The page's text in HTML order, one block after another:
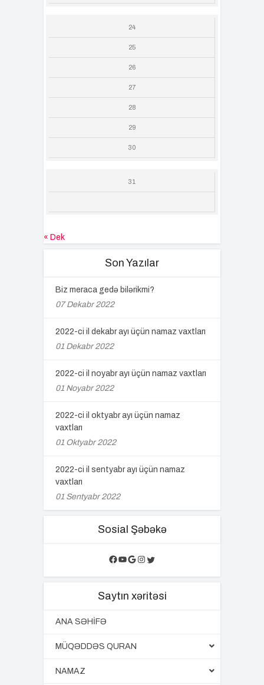
24
25
26
27
28
29
30
31
« Dek
Son Yazılar
Biz meraca gedə bilərikmi?
07 Dekabr 2022
2022-ci il dekabr ayı üçün namaz vaxtları
01 Dekabr 2022
2022-ci il noyabr ayı üçün namaz vaxtları
01 Noyabr 2022
2022-ci il oktyabr ayı üçün namaz
vaxtları
01 Oktyabr 2022
2022-ci il sentyabr ayı üçün namaz
vaxtları
01 Sentyabr 2022
Sosial Şəbəkə
Facebook
YouTube
Google
Instagram
Twitter
Saytın xəritəsi
ANA SƏHİFƏ
MÜQƏDDƏS QURAN
NAMAZ